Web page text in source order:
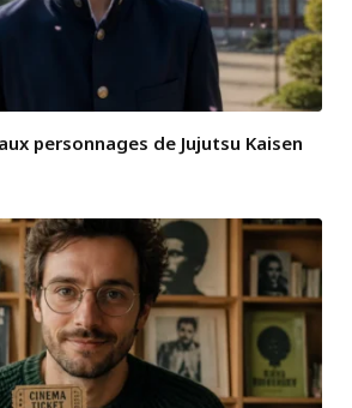
personnages de Jujutsu Kaisen